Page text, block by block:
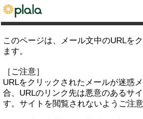
このページは、メール文中のURLを
ます。
［ご注意］
URLをクリックされたメールが迷惑
合、URLのリンク先は悪意のあるサ
す。サイトを閲覧されないようご注意